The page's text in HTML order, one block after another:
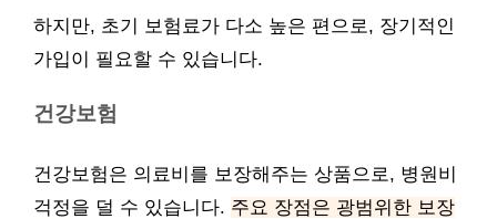
하지만, 초기 보험료가 다소 높은 편으로, 장기적인
가입이 필요할 수 있습니다.
건강보험
건강보험은 의료비를 보장해주는 상품으로, 병원비
걱정을 덜 수 있습니다. 주요 장점은 광범위한 보장